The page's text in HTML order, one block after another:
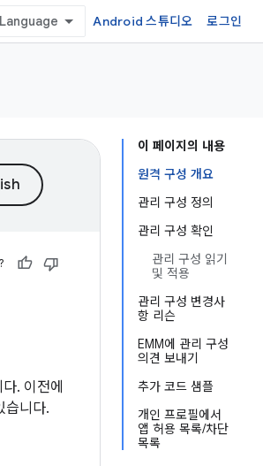
Android 스튜디오 로그인
이 페이지의 내용
원격 구성 개요
관리 구성 정의
관리 구성 확인
관리 구성 읽기
및 적용
관리 구성 변경사
항 리슨
EMM에 관리 구성
의견 보내기
추가 코드 샘플
개인 프로필에서
앱 허용 목록/차단
목록
. 이전에
습니다.